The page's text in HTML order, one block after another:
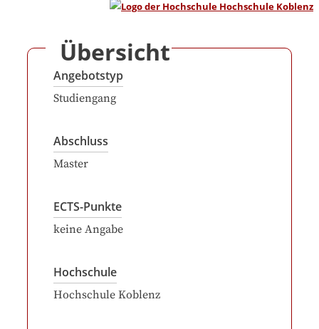
Übersicht
Angebotstyp
Studiengang
Abschluss
Master
ECTS-Punkte
keine Angabe
Hochschule
Hochschule Koblenz